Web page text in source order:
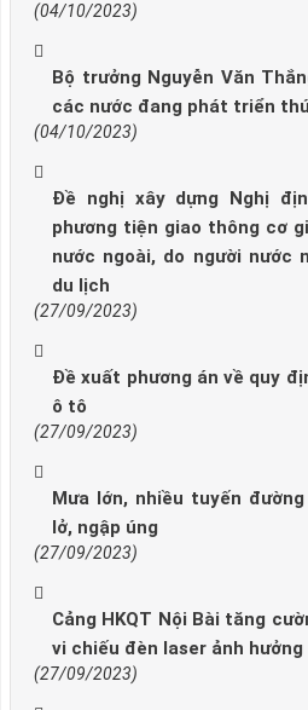
(04/10/2023)
Bộ trưởng Nguyễn Văn
các nước đang phát triển
(04/10/2023)
Đề nghị xây dựng Nghị
phương tiện giao thông cơ
nước ngoài, do người nước
du lịch
(27/09/2023)
Đề xuất phương án về quy
ô tô
(27/09/2023)
Mưa lớn, nhiều tuyến
lở, ngập úng
(27/09/2023)
Cảng HKQT Nội Bài tăng
vi chiếu đèn laser ảnh
(27/09/2023)